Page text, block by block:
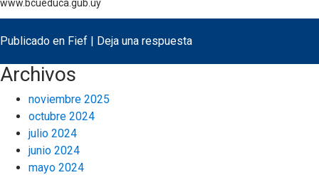
www.bcueduca.gub.uy
Publicado en Fief | Deja una respuesta
Archivos
noviembre 2025
octubre 2024
julio 2024
junio 2024
mayo 2024